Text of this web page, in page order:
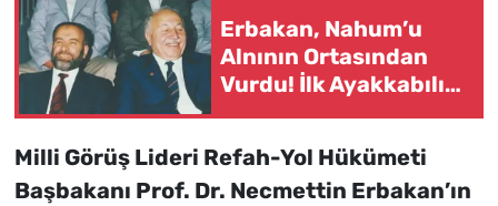
Erbakan, Nahum’u
Alnının Ortasından
Vurdu! İlk Ayakkabılı
Protesto Eylemi
Milli Görüş Lideri Refah-Yol Hükümeti
Başbakanı Prof. Dr. Necmettin Erbakan’ın